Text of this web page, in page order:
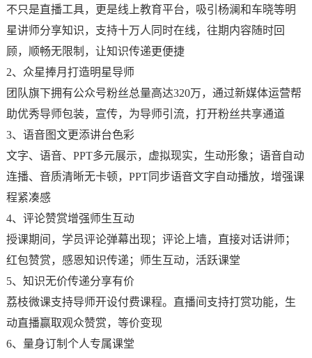
不只是直播工具，更是线上教育平台，吸引杨澜和车晓等明
星讲师分享知识，支持十万人同时在线，往期内容随时回
顾，顺畅无限制，让知识传递更便捷
2、众星捧月打造明星导师
团队旗下拥有公众号粉丝总量高达320万，通过新媒体运营帮
助优秀导师包装，宣传，为导师引流，打开粉丝共享通道
3、语音图文更添讲台色彩
文字、语音、PPT多元展示，虚拟现实，生动形象；语音自动
连播、音质清晰无卡顿，PPT同步语音文字自动播放，增强课
程紧凑感
4、评论赞赏增强师生互动
授课期间，学员评论弹幕出现；评论上墙，直接对话讲师；
红包赞赏，感恩知识传递；师生互动，活跃课堂
5、知识无价传递分享有价
荔枝微课支持导师开设付费课程。直播间支持打赏功能，生
动直播赢取观众赞赏，等价变现
6、量身订制个人专属课堂